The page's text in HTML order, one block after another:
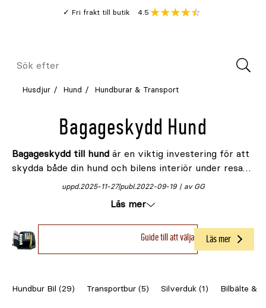
Fri frakt till butik
Genomsnitt
4.5
Meny
Sök
Husdjur Hund Hundburar & Transport
Bagageskydd Hund
Bagageskydd till hund är en viktig investering för att
skydda både din hund och bilens interiör under resan.
Det hjälper till att hålla bilens bagageutrymme rent
hund är trygg och att ditt bagage inte rör sig fritt.
Med ett bagageskydd (eller bagagerumsskydd) kan
du resa utan oro för skador eller oreda i bilen.
publ.2022-09-19
uppd.2025-11-27 av GG
Läs mer
Guide till att välja rätt bilbur
Läs mer
Hundbur Bil (29) Transportbur (5) Silverduk (1) Bilbälte &